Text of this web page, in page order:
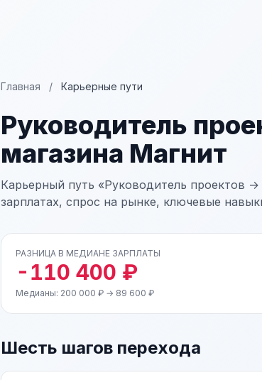
Главная / Карьерные пути
Руководитель
магазина Магнит
Карьерный путь «Руководитель проектов
зарплатах, спрос на рынке, ключевые
РАЗНИЦА В МЕДИАНЕ ЗАРПЛАТЫ
-110 400 ₽
Медианы: 200 000 ₽ → 89 600 ₽
Шесть шагов перехода